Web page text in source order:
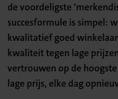
de voordeligste
succesformule is simpel:
kwalitatief goed
kwaliteit tegen lage
vertrouwen op de
lage prijs, elke dag